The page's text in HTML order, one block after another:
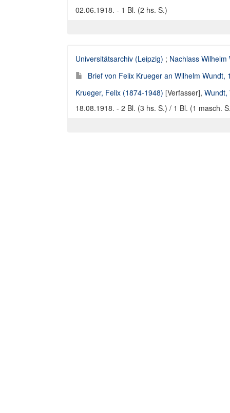
02.06.1918. - 1 Bl. (2 hs. S.)
Universitätsarchiv (Leipzig) ; Nachlass Wilhelm
Brief von Felix Krueger an Wilhelm Wundt,
Krueger, Felix (1874-1948) [Verfasser], Wundt,
18.08.1918. - 2 Bl. (3 hs. S.) / 1 Bl. (1 masch.